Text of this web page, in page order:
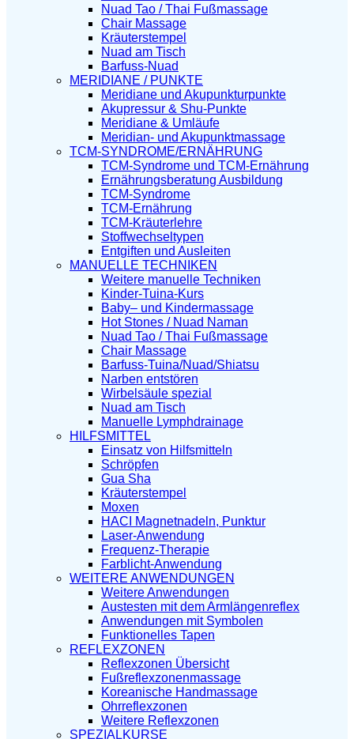
Nuad Tao / Thai Fußmassage
Chair Massage
Kräuterstempel
Nuad am Tisch
Barfuss-Nuad
MERIDIANE / PUNKTE
Meridiane und Akupunkturpunkte
Akupressur & Shu-Punkte
Meridiane & Umläufe
Meridian- und Akupunktmassage
TCM-SYNDROME/ERNÄHRUNG
TCM-Syndrome und TCM-Ernährung
Ernährungsberatung Ausbildung
TCM-Syndrome
TCM-Ernährung
TCM-Kräuterlehre
Stoffwechseltypen
Entgiften und Ausleiten
MANUELLE TECHNIKEN
Weitere manuelle Techniken
Kinder-Tuina-Kurs
Baby– und Kindermassage
Hot Stones / Nuad Naman
Nuad Tao / Thai Fußmassage
Chair Massage
Barfuss-Tuina/Nuad/Shiatsu
Narben entstören
Wirbelsäule spezial
Nuad am Tisch
Manuelle Lymphdrainage
HILFSMITTEL
Einsatz von Hilfsmitteln
Schröpfen
Gua Sha
Kräuterstempel
Moxen
HACI Magnetnadeln, Punktur
Laser-Anwendung
Frequenz-Therapie
Farblicht-Anwendung
WEITERE ANWENDUNGEN
Weitere Anwendungen
Austesten mit dem Armlängenreflex
Anwendungen mit Symbolen
Funktionelles Tapen
REFLEXZONEN
Reflexzonen Übersicht
Fußreflexzonenmassage
Koreanische Handmassage
Ohrreflexzonen
Weitere Reflexzonen
SPEZIALKURSE